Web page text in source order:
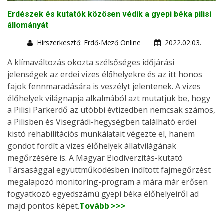
Erdészek és kutatók közösen védik a gyepi béka pilisi
állományát
Hírszerkesztő: Erdő-Mező Online
2022.02.03.
A klímaváltozás okozta szélsőséges időjárási
jelenségek az erdei vizes élőhelyekre és az itt honos
fajok fennmaradására is veszélyt jelentenek. A vizes
élőhelyek világnapja alkalmából azt mutatjuk be, hogy
a Pilisi Parkerdő az utóbbi évtizedben nemcsak számos,
a Pilisben és Visegrádi-hegységben található erdei
kistó rehabilitációs munkálatait végezte el, hanem
gondot fordít a vizes élőhelyek állatvilágának
megőrzésére is. A Magyar Biodiverzitás-kutató
Társasággal együttműködésben indított fajmegőrzést
megalapozó monitoring-program a mára már erősen
fogyatkozó egyedszámú gyepi béka élőhelyeiről ad
majd pontos képet.Tovább >>>